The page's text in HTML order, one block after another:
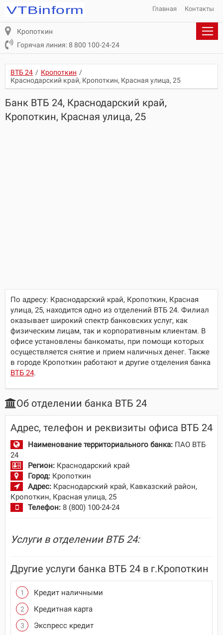
Главная Контакты
Кропоткин
Горячая линия: 8 800 100-24-24
ВТБ 24 / Кропоткин /
Краснодарский край, Кропоткин, Красная улица, 25
Банк ВТБ 24, Краснодарский край,
Кропоткин, Красная улица, 25
По адресу: Краснодарский край, Кропоткин, Красная
улица, 25, находится одно из отделений ВТБ 24. Филиал
оказывает широкий спектр банковских услуг, как
физическим лицам, так и корпоративным клиентам. В
офисе установлены банкоматы, при помощи которых
осуществляется снятие и прием наличных денег. Также
в городе Кропоткин работают и другие отделения банка
ВТБ 24.
Об отделении банка ВТБ 24
Адрес, телефон и реквизиты офиса ВТБ 24
Наименование территориального банка: ПАО ВТБ
24
Регион: Краснодарский край
Город: Кропоткин
Адрес: Краснодарский край, Кавказский район,
Кропоткин, Красная улица, 25
Телефон: 8 (800) 100-24-24
Услуги в отделении ВТБ 24:
Другие услуги банка ВТБ 24 в г.Кропоткин
Кредит наличными
Кредитная карта
Экспресс кредит